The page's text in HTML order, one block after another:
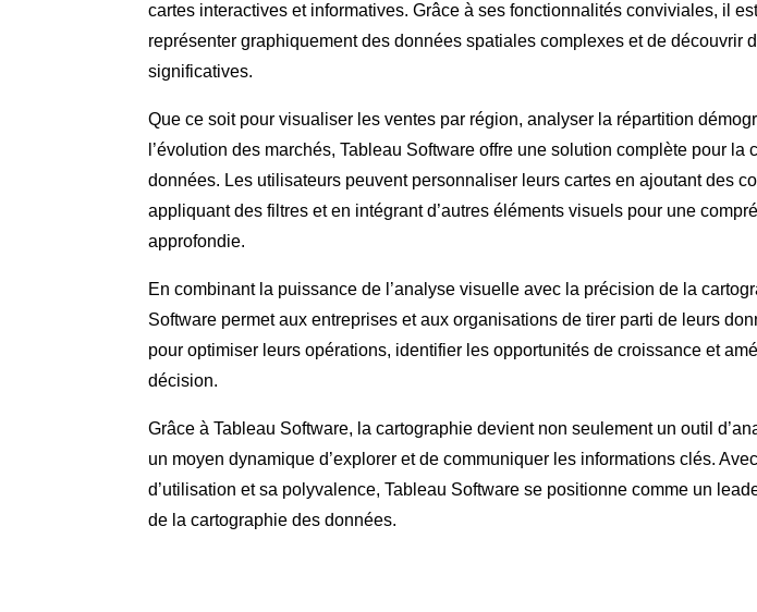
cartes interactives et informatives. Grâce à ses fonctionnalités conviviales, il
représenter graphiquement des données spatiales complexes et de découvrir
significatives.
Que ce soit pour visualiser les ventes par région, analyser la répartition
l’évolution des marchés, Tableau Software offre une solution complète pour la
données. Les utilisateurs peuvent personnaliser leurs cartes en ajoutant des
appliquant des filtres et en intégrant d’autres éléments visuels pour une
approfondie.
En combinant la puissance de l’analyse visuelle avec la précision de la
Software permet aux entreprises et aux organisations de tirer parti de leurs
pour optimiser leurs opérations, identifier les opportunités de croissance et
décision.
Grâce à Tableau Software, la cartographie devient non seulement un outil
un moyen dynamique d’explorer et de communiquer les informations clés.
d’utilisation et sa polyvalence, Tableau Software se positionne comme un
de la cartographie des données.